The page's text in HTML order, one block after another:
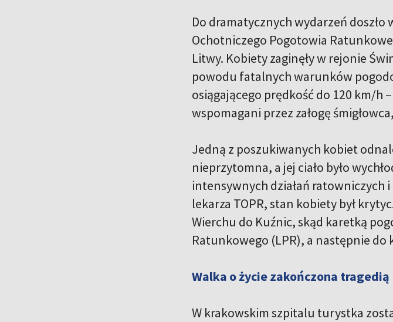
Do dramatycznych wydarzeń
Ochotniczego Pogotowia
Litwy. Kobiety zaginęły w rejonie
powodu fatalnych warunków
osiągającego prędkość do 120 km/h
wspomagani przez załogę
Jedną z poszukiwanych kobiet
nieprzytomna, a jej ciało było
intensywnych działań ratowniczych
lekarza TOPR, stan kobiety był
Wierchu do Kuźnic, skąd karetką
Ratunkowego (LPR), a następnie do
Walka o życie zakończona tragedią
W krakowskim szpitalu turystka